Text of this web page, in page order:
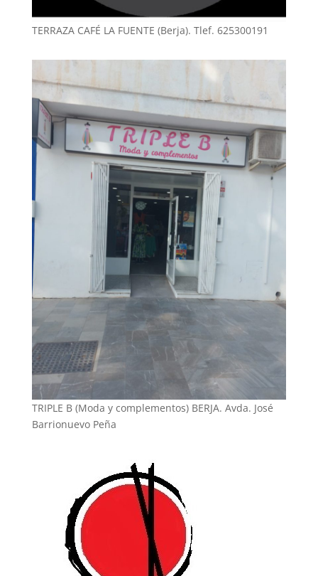
TERRAZA CAFÉ LA FUENTE (Berja). Tlef. 625300191
TRIPLE B (Moda y complementos) BERJA. Avda. José
Barrionuevo Peña